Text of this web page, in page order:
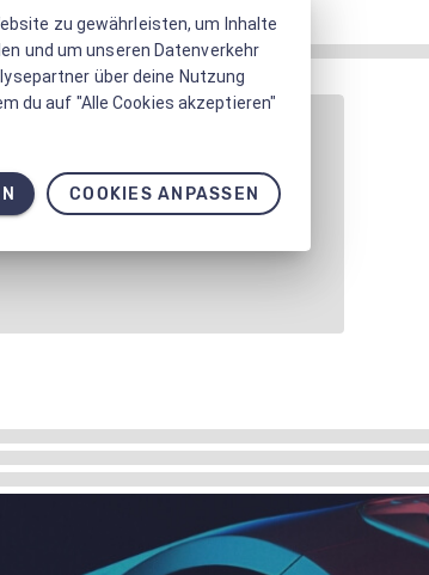
zu gewährleisten, um Inhalte
und um unseren Datenverkehr
über deine Nutzung
du auf "Alle Cookies akzeptieren"
COOKIES ANPASSEN